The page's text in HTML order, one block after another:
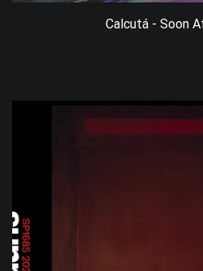
Calcutá - Soon